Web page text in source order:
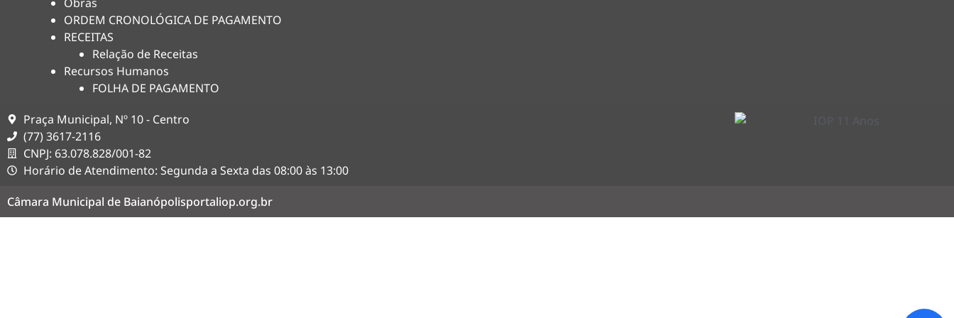
ORDEM CRONOLÓGICA DE PAGAMENTO
RECEITAS
Relação de Receitas
Recursos Humanos
FOLHA DE PAGAMENTO
Praça Municipal, Nº 10 - Centro
(77) 3617-2116
CNPJ: 63.078.828/001-82
Horário de Atendimento: Segunda a Sexta das 08:00 às 13:00
Câmara Municipal de Baianópolisportaliop.org.br